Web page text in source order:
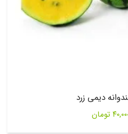
دیمی زرد
تومان